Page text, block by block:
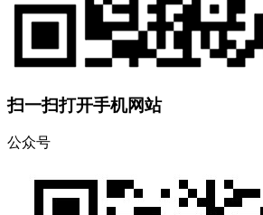
扫一扫打开手机网站
公众号